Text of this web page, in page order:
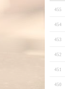
455
454
453
452
451
450